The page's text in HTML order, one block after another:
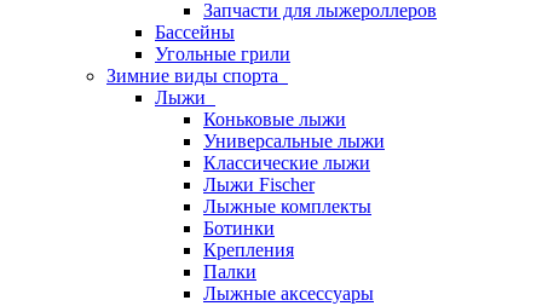
Запчасти для лыжероллеров
Бассейны
Угольные грили
Зимние виды спорта
Лыжи
Коньковые лыжи
Универсальные лыжи
Классические лыжи
Лыжи Fischer
Лыжные комплекты
Ботинки
Крепления
Палки
Лыжные аксессуары